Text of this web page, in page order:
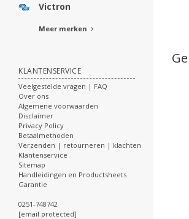
Victron
Meer merken
KLANTENSERVICE
Veelgestelde vragen | FAQ
Over ons
Algemene voorwaarden
Disclaimer
Privacy Policy
Betaalmethoden
Verzenden | retourneren | klachten
Klantenservice
Sitemap
Handleidingen en Productsheets
Garantie
0251-748742
[email protected]